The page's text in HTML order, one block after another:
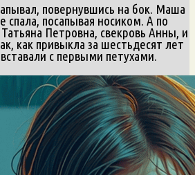
повернувшись на бок. Маша
спала, посапывая носиком. А по
Петровна, свекровь Анны, и
как привыкла за шестьдесят лет
с первыми петухами.